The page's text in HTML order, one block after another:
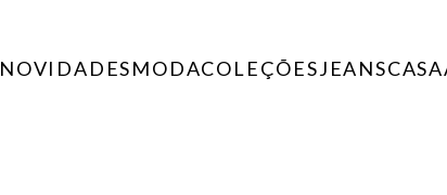
NOVIDADESMODACOLEÇÕESJEANSCASA